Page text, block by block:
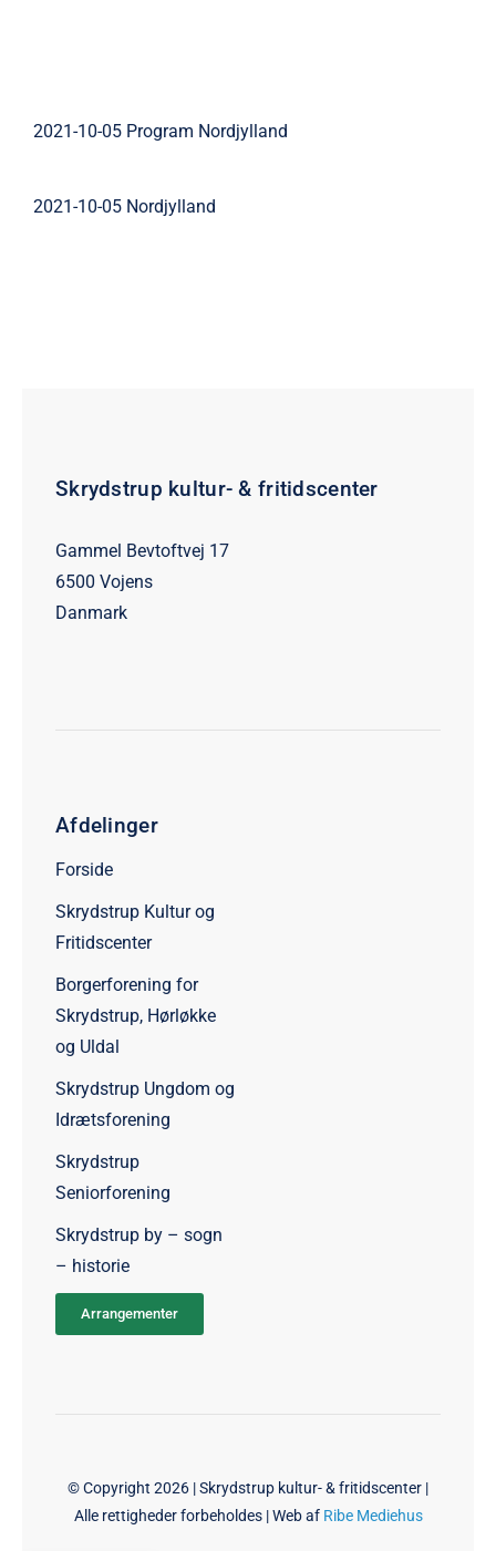
2021-10-05 Program Nordjylland
2021-10-05 Nordjylland
Skrydstrup kultur- & fritidscenter
Gammel Bevtoftvej 17
6500 Vojens
Danmark
Afdelinger
Forside
Skrydstrup Kultur og
Fritidscenter
Borgerforening for
Skrydstrup, Hørløkke
og Uldal
Skrydstrup Ungdom og
Idrætsforening
Skrydstrup
Seniorforening
Skrydstrup by – sogn
– historie
Arrangementer
© Copyright 2026 | Skrydstrup kultur- & fritidscenter |
Alle rettigheder forbeholdes | Web af Ribe Mediehus